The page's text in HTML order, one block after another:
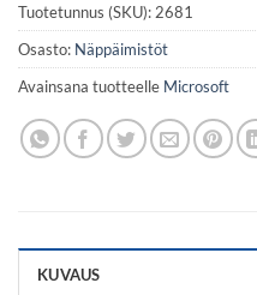
Tuotetunnus (SKU): 2681
Osasto: Näppäimistöt
Avainsana tuotteelle Microsoft
KUVAUS